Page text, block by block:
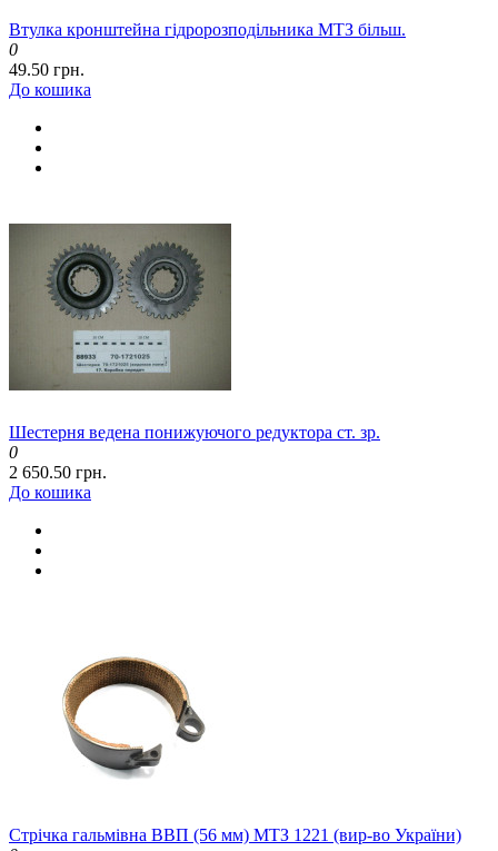
Втулка кронштейна гідророзподільника МТЗ більш.
0
49.50 грн.
До кошика
Шестерня ведена понижуючого редуктора ст. зр.
0
2 650.50 грн.
До кошика
Стрічка гальмівна ВВП (56 мм) МТЗ 1221 (вир-во України)